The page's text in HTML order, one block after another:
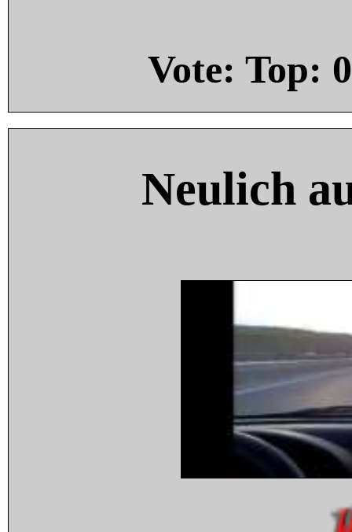
Vote: Top: 0
Neulich